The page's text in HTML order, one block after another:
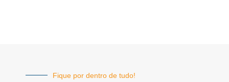
Fique por dentro de tudo!